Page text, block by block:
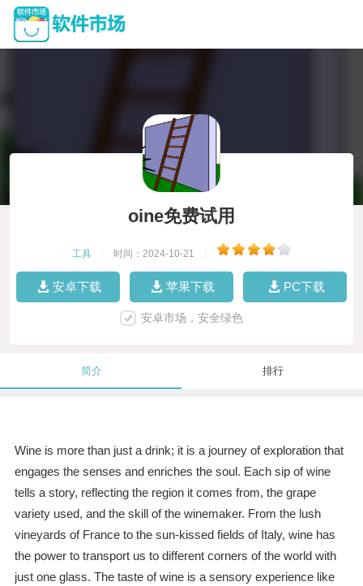
oine免费试用
工具 时间：2024-10-21
安卓下载 苹果下载 PC下载
安卓市场，安全绿色
简介 排行
Wine is more than just a drink; it is a journey of exploration that
engages the senses and enriches the soul. Each sip of wine
tells a story, reflecting the region it comes from, the grape
variety used, and the skill of the winemaker. From the lush
vineyards of France to the sun-kissed fields of Italy, wine has
the power to transport us to different corners of the world with
just one glass. The taste of wine is a sensory experience like